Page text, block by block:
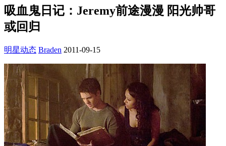
吸血鬼日记：Jeremy前途漫漫 阳光帅哥
或回归
明星动态 Braden 2011-09-15